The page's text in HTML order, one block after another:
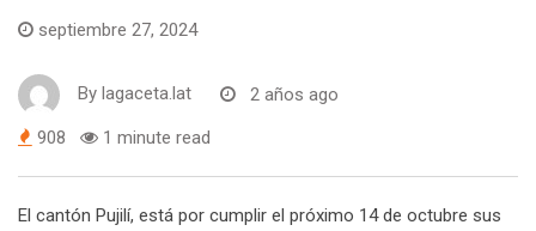
septiembre 27, 2024
By lagaceta.lat 2 años ago
908 1 minute read
El cantón Pujilí, está por cumplir el próximo 14 de octubre sus